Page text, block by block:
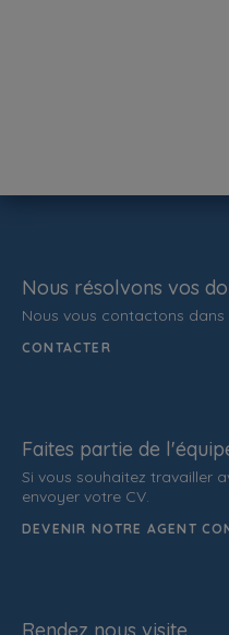
Nous résolvons vos
Nous vous contactons dans
CONTACTER
Faites partie de
Si vous souhaitez travailler
envoyer votre CV.
DEVENIR NOTRE AGENT